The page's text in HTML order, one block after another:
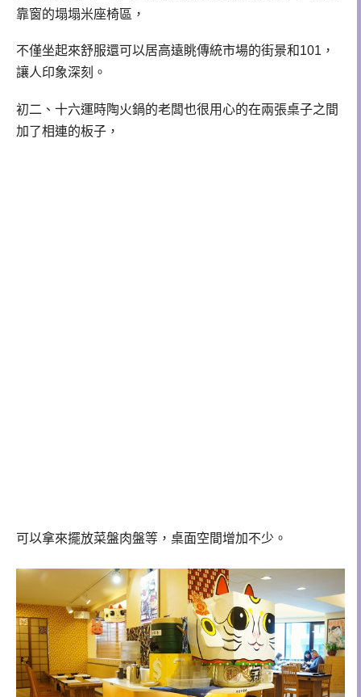
靠窗的塌塌米座椅區，
不僅坐起來舒服還可以居高遠眺傳統市場的街景和101，
讓人印象深刻。
初二、十六運時陶火鍋的老闆也很用心的在兩張桌子之間
加了相連的板子，
可以拿來擺放菜盤肉盤等，桌面空間增加不少。